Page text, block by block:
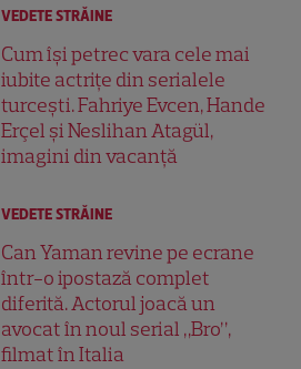
VEDETE STRĂINE
Cum își petrec vara cele mai
iubite actrițe din serialele
turcești. Fahriye Evcen, Hande
Erçel și Neslihan Atagül,
imagini din vacanță
VEDETE STRĂINE
Can Yaman revine pe ecrane
într-o ipostază complet
diferită. Actorul joacă un
avocat în noul serial „Bro”,
filmat în Italia